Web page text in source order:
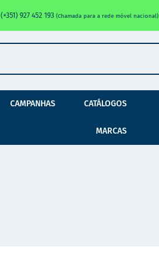
(+351) 927 452 193 (Chamada para a rede móvel nacional)
CAMPANHAS CATÁLOGOS
MARCAS